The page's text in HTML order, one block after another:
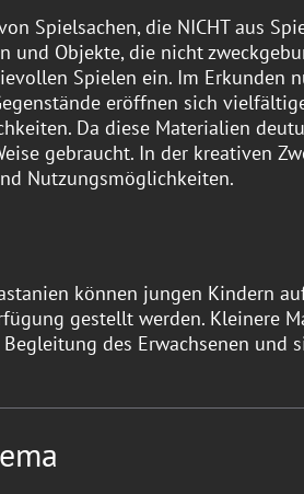
Spielsachen, die NICHT aus
und Objekte, die nicht
Spielen ein. Im Erkunden
eröffnen sich
Da diese Materialien
gebraucht. In der kreativen
Nutzungsmöglichkeiten.
können jungen Kindern
gestellt werden. Kleinere
des Erwachsenen und